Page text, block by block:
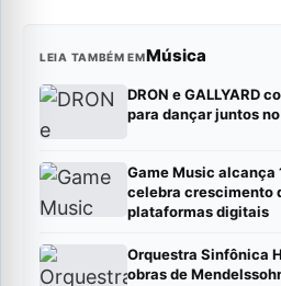
LEIA TAMBÉM EMMúsica
DRON e GALLYARD
para dançar juntos no
Game Music alcança
celebra crescimento
plataformas digitais
Orquestra Sinfônica
obras de